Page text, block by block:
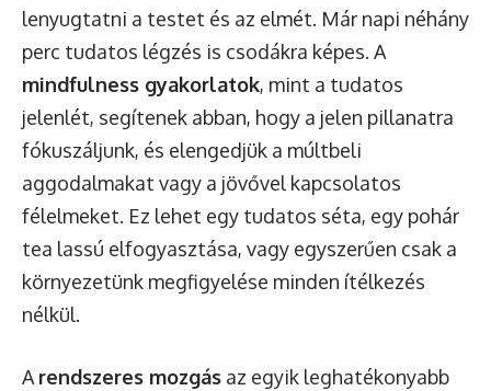
lenyugtatni a testet és az elmét. Már napi néhány
perc tudatos légzés is csodákra képes. A
mindfulness gyakorlatok, mint a tudatos
jelenlét, segítenek abban, hogy a jelen pillanatra
fókuszáljunk, és elengedjük a múltbeli
aggodalmakat vagy a jövővel kapcsolatos
félelmeket. Ez lehet egy tudatos séta, egy pohár
tea lassú elfogyasztása, vagy egyszerűen csak a
környezetünk megfigyelése minden ítélkezés
nélkül.
Arendszeres mozgás az egyik leghatékonyabb